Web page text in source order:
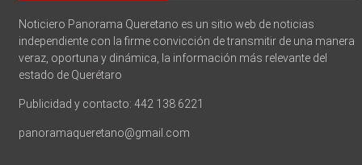
Noticiero Panorama Queretano es un sitio web de noticias
independiente con la firme convicción de transmitir de una manera
veraz, oportuna y dinámica, la información más relevante del
estado de Querétaro
Publicidad y contacto: 442 138 6221
panoramaqueretano@gmail.com